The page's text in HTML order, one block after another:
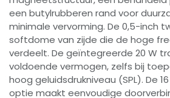
een butylrubberen rand voor
minimale vervorming. De 0,5-inch
softdome van zijde die de hoge
verdeelt. De geïntegreerde 20 W
voldoende vermogen, zelfs bij
hoog geluidsdrukniveau (SPL). De
optie maakt eenvoudige